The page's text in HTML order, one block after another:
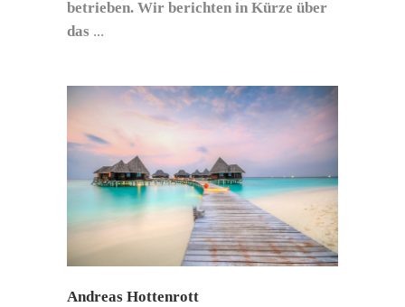
betrieben. Wir berichten in Kürze über
das
Andreas Hottenrott